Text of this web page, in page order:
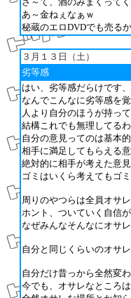
あ～金ねぇなぁｗ
秘蔵のエロDVDでも売る
３月１３日（土）
劣等感
はい、劣等感だらけです、
なんでこんなに劣等感を
人より自分のほうが持っ
結構これでも無理してる
自分の意見ってのは基本
相手に満足してもらえる
絶対的に相手が考えた意
ゴミはいくら考えてもゴ
周りのやつらは全員オサレ
ホント、ついていく自信が
なぜみんなそんなにオサ
自分と同じくらいのオサ
自分だけ昔っから全然変
今でも、オサレなところ